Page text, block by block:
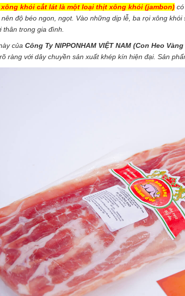
khói cắt lát là một loại thịt xông khói (jambon)
độ béo ngon, ngọt. Vào những dịp lễ, ba rọi xông
thân trong gia đình.
của Công Ty NIPPONHAM VIỆT NAM (Con Heo
ràng với dây chuyền sản xuất khép kín hiện đại. Sản